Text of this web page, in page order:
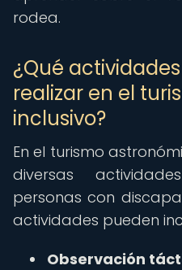
rodea.
¿Qué
realizar en el
inclusivo?
En el turismo
diversas
personas con
actividades pueden
Observación